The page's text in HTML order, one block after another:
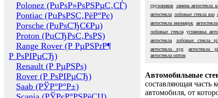
Polonez (РџРѕР»РѕРЅРµС‚СЃ)
Pontiac (РџРѕРЅС‚РёР°Рє)
Porsche (РџРѕСЂС€Рµ)
Proton (РџСЂРѕС‚РѕРЅ)
Range Rover (Р РµРЅРґР¶
Р РѕРІРµСЂ)
Renault (Р РµРЅРѕ)
Rover (Р РѕРІРµСЂ)
Saab (РЎР°Р°Р±)
грузовиков замена автостекла
автостекла лобовые стекла ваз
автостекла иномарок
лобовые стекла установка
автостекла
лобовые стекла
автостекла xyg
автостекла
автостекла оптом
Автомобильные
составляющая часть
автомобиля, от